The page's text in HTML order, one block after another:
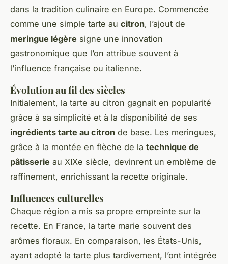
dans la tradition culinaire en Europe. Commencée
comme une simple tarte au citron, l’ajout de
meringue légère signe une innovation
gastronomique que l’on attribue souvent à
l’influence française ou italienne.
Évolution au fil des siècles
Initialement, la tarte au citron gagnait en popularité
grâce à sa simplicité et à la disponibilité de ses
ingrédients tarte au citron de base. Les meringues,
grâce à la montée en flèche de la technique de
pâtisserie au XIXe siècle, devinrent un emblème de
raffinement, enrichissant la recette originale.
Influences culturelles
Chaque région a mis sa propre empreinte sur la
recette. En France, la tarte marie souvent des
arômes floraux. En comparaison, les États-Unis,
ayant adopté la tarte plus tardivement, l’ont intégrée